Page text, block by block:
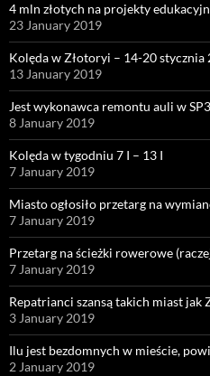
4 mln złotych na projekty
23 January 2019
Kolęda w Złotoryi – 14-20 stycznia
13 January 2019
Jest wykonawca remontu auli w SP3
8 January 2019
Kolęda w tygodniu 7 I – 13 I
7 January 2019
Miasto ogłosiło przetarg na
7 January 2019
Przetarg na ścieżki rowerowe
7 January 2019
Repatrianci szansą takich miast jak
3 January 2019
Ilu jest bezdomnych w mieście,
2 January 2019